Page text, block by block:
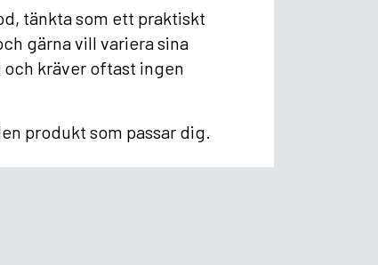
tänkta som ett praktiskt
gärna vill variera sina
kräver oftast ingen
produkt som passar dig.